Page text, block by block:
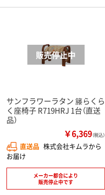
サンフラワーラタン 籐らくら
く座椅子 R719HRJ 1台（直送
品）
￥6,369（税込）
直送品 株式会社キムラから
お届け
メーカー都合により
販売停止中です